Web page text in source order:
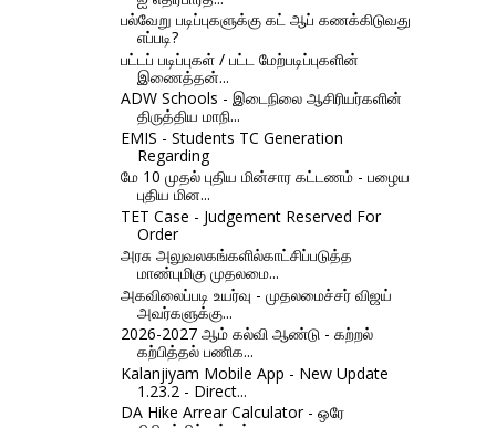
பல்வேறு படிப்புகளுக்கு கட் ஆப் கணக்கிடுவது
எப்படி?
பட்டப் படிப்புகள் / பட்ட மேற்படிப்புகளின்
இணைத்தன்...
ADW Schools - இடைநிலை ஆசிரியர்களின்
திருத்திய மாநி...
EMIS - Students TC Generation
Regarding
மே 10 முதல் புதிய மின்சார கட்டணம் - பழைய
புதிய மின...
TET Case - Judgement Reserved For
Order
அரசு அலுவலகங்களில்காட்சிப்படுத்த
மாண்புமிகு முதலமை...
அகவிலைப்படி உயர்வு - முதலமைச்சர் விஜய்
அவர்களுக்கு...
2026-2027 ஆம் கல்வி ஆண்டு - கற்றல்
கற்பித்தல் பணிக...
Kalanjiyam Mobile App - New Update
1.23.2 - Direct...
DA Hike Arrear Calculator - ஒரே